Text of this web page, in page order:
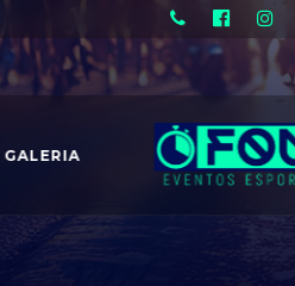
GALERIA